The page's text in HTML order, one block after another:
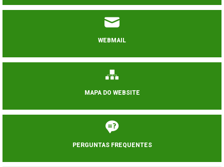
WEBMAIL
MAPA DO WEBSITE
PERGUNTAS FREQUENTES